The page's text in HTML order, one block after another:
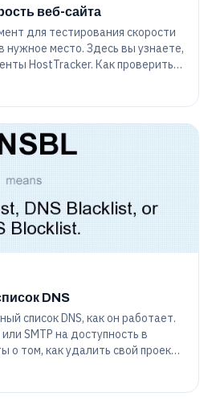
веб-сайта
для тестирования скорости
нужное место. Здесь вы узнаете,
HostTracker. Как проверить
десктопная версия и мобильная
DNS
список DNS, как он работает.
SMTP на доступность в
о том, как удалить свой проект
также советы о том, как